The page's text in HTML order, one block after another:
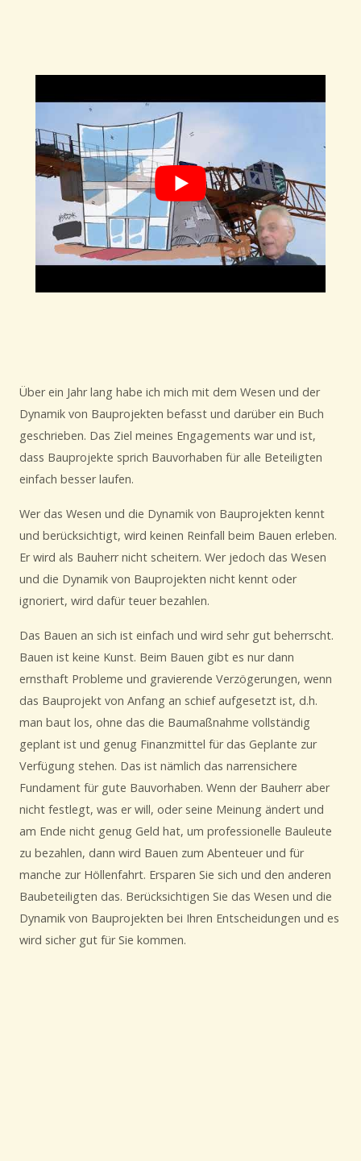
Über ein Jahr lang habe ich mich mit dem Wesen und der
Dynamik von Bauprojekten befasst und darüber ein Buch
geschrieben. Das Ziel meines Engagements war und ist,
dass Bauprojekte sprich Bauvorhaben für alle Beteiligten
einfach besser laufen.
Wer das Wesen und die Dynamik von Bauprojekten kennt
und berücksichtigt, wird keinen Reinfall beim Bauen erleben.
Er wird als Bauherr nicht scheitern. Wer jedoch das Wesen
und die Dynamik von Bauprojekten nicht kennt oder
ignoriert, wird dafür teuer bezahlen.
Das Bauen an sich ist einfach und wird sehr gut beherrscht.
Bauen ist keine Kunst. Beim Bauen gibt es nur dann
ernsthaft Probleme und gravierende Verzögerungen, wenn
das Bauprojekt von Anfang an schief aufgesetzt ist, d.h.
man baut los, ohne das die Baumaßnahme vollständig
geplant ist und genug Finanzmittel für das Geplante zur
Verfügung stehen. Das ist nämlich das narrensichere
Fundament für gute Bauvorhaben. Wenn der Bauherr aber
nicht festlegt, was er will, oder seine Meinung ändert und
am Ende nicht genug Geld hat, um professionelle Bauleute
zu bezahlen, dann wird Bauen zum Abenteuer und für
manche zur Höllenfahrt. Ersparen Sie sich und den anderen
Baubeteiligten das. Berücksichtigen Sie das Wesen und die
Dynamik von Bauprojekten bei Ihren Entscheidungen und es
wird sicher gut für Sie kommen.